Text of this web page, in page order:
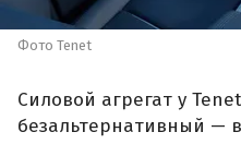
Фото Tenet
Силовой агрегат у
безальтернативный —